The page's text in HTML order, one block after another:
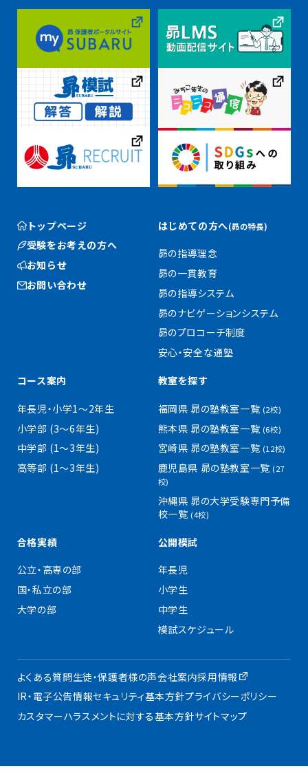
トップページ
受験をお考えの方へ
お知らせ
お問い合わせ
はじめての方へ(昴の特長)
昴の指導理念
昴の一貫教育
昴の指導システム
昴のナビゲーションシステム
昴のプロコーチ制度
安心・安全な通塾
コース案内
年長児・小学1〜2年生
小学部 (3〜6年生)
中学部 (1〜3年生)
高等部 (1〜3年生)
教室を探す
福岡県 昴の塾教室一覧 (2校)
熊本県 昴の塾教室一覧 (6校)
宮崎県 昴の塾教室一覧 (12校)
鹿児島県 昴の塾教室一覧(27
校)
沖縄県 昴の大学受験専門予備
校一覧 (4校)
合格実績
公立・高専の部
国・私立の部
大学の部
公開模試
年長児
小学生
中学生
模試スケジュール
よくある質問生徒・保護者様の声会社案内採用情報
IR・電子公告情報セキュリティ基本方針プライバシーポリシー
カスタマーハラスメントに対する基本方針サイトマップ